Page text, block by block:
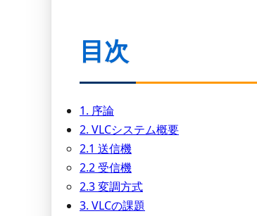
目次
1. 序論
2. VLCシステム概要
2.1 送信機
2.2 受信機
2.3 変調方式
3. VLCの課題